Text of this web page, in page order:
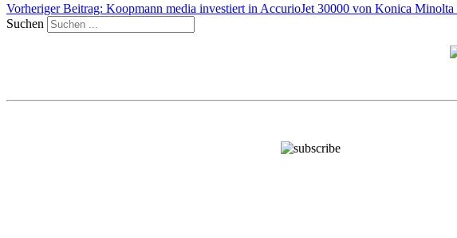
Vorheriger Beitrag: Koopmann media investiert in AccurioJet 30000 von Konica Minolta
Suchen